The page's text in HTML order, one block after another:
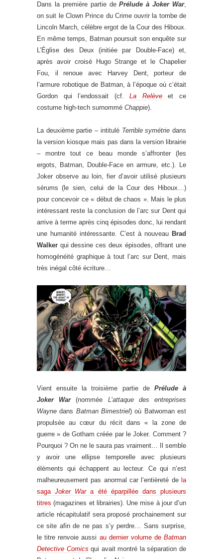
Dans la première partie dePrélude à Joker War,
on suit le Clown Prince du Crime ouvrir la tombe de
Lincoln March, célèbre ergot de la Cour des Hiboux.
En même temps, Batman poursuit son enquête sur
L’Église des Deux (initiée par Double-Face) et,
après avoir croisé Hugo Strange et le Chapelier
Fou, il renoue avec Harvey Dent, porteur de
l’armure robotique de Batman, à l’époque où c’était
Gordon qui l’endossait (cf.La Relèveet ce
costume high-tech surnommé Chappie).
La deuxième partie – intitulé Terrible symétrie dans
la version kiosque mais pas dans la version librairie
– montre tout ce beau monde s’affronter (les
ergots, Batman, Double-Face en armure, etc.). Le
Joker observe au loin, fier d’avoir utilisé plusieurs
sérums (le sien, celui de la Cour des Hiboux…)
pour concevoir ce « début de chaos ». Mais le plus
intéressant reste la conclusion de l’arc sur Dent qui
arrive à terme après cinq épisodes donc, lui rendant
une humanité intéressante. C’est à nouveau Brad
Walker qui dessine ces deux épisodes, offrant une
homogénéité graphique à tout l’arc sur Dent, mais
très inégal côté écriture…
Vient ensuite la troisième partie de Prélude à
Joker War
(nommée L’attaque des entreprises
Wayne dans Batman Bimestriel) où Batwoman est
propulsée au cœur du récit dans « la zone de
guerre » de Gotham créée par le Joker. Comment ?
Pourquoi ? On ne le saura pas vraiment… Il semble
y avoir une ellipse temporelle avec plusieurs
éléments qui échappent au lecteur. Ce qui n’est
malheureusement pas anormal car l’entièreté de la
sagaJoker Wara été éparpillée dans plusieurs
titres (magazines et librairies). Une mise à jour d’un
article récapitulatif sera proposé prochainement sur
ce site afin de ne pas s’y perdre… Sans surprise,
le titre renvoie aussi au dernier volume de Batman
Detective Comics qui avait montré la séparation de